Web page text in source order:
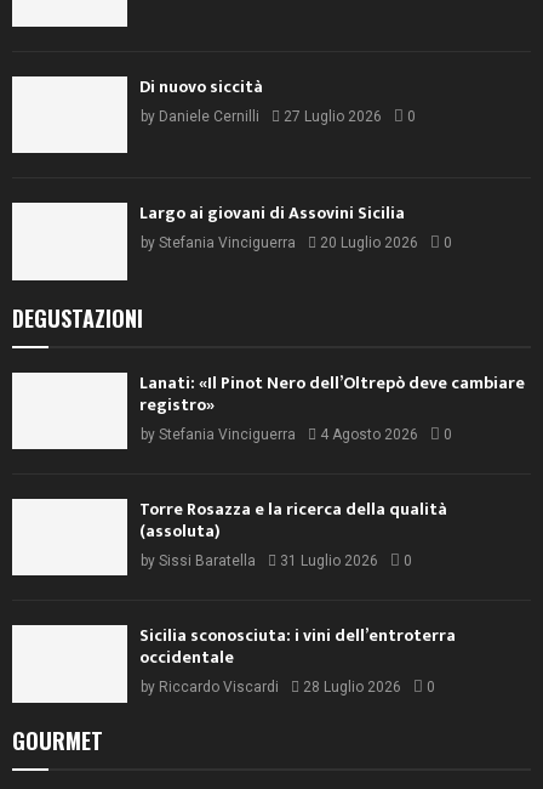
Di nuovo siccità
by Daniele Cernilli 27 Luglio 2026 0
Largo ai giovani di Assovini Sicilia
by Stefania Vinciguerra 20 Luglio 2026 0
DEGUSTAZIONI
Lanati: «Il Pinot Nero dell’Oltrepò deve cambiare
registro»
by Stefania Vinciguerra 4 Agosto 2026 0
Torre Rosazza e la ricerca della qualità
(assoluta)
by Sissi Baratella 31 Luglio 2026 0
Sicilia sconosciuta: i vini dell’entroterra
occidentale
by Riccardo Viscardi 28 Luglio 2026 0
GOURMET